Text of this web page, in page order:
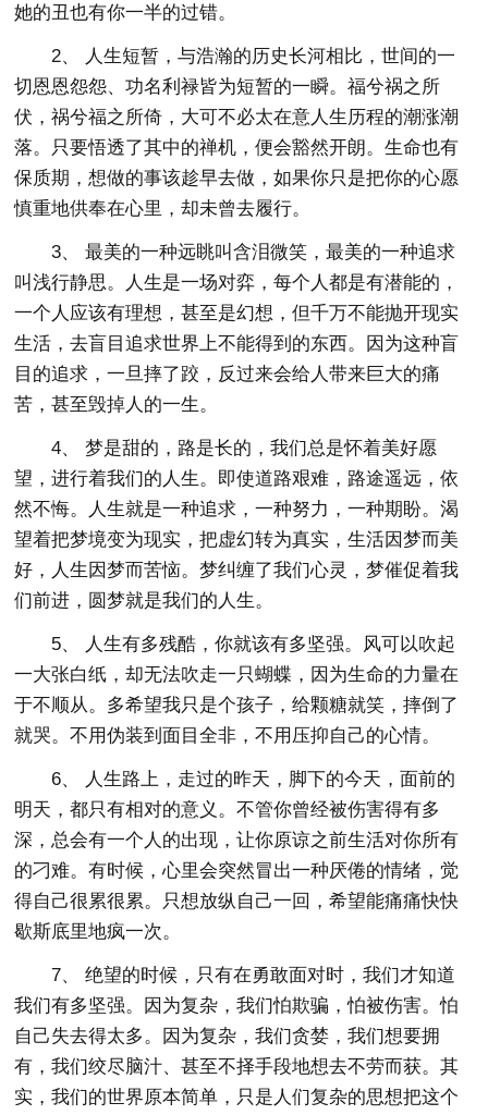
她的丑也有你一半的过错。
2、 人生短暂，与浩瀚的历史长河相比，世间的一
切恩恩怨怨、功名利禄皆为短暂的一瞬。福兮祸之所
伏，祸兮福之所倚，大可不必太在意人生历程的潮涨潮
落。只要悟透了其中的禅机，便会豁然开朗。生命也有
保质期，想做的事该趁早去做，如果你只是把你的心愿
慎重地供奉在心里，却未曾去履行。
3、 最美的一种远眺叫含泪微笑，最美的一种追求
叫浅行静思。人生是一场对弈，每个人都是有潜能的，
一个人应该有理想，甚至是幻想，但千万不能抛开现实
生活，去盲目追求世界上不能得到的东西。因为这种盲
目的追求，一旦摔了跤，反过来会给人带来巨大的痛
苦，甚至毁掉人的一生。
4、 梦是甜的，路是长的，我们总是怀着美好愿
望，进行着我们的人生。即使道路艰难，路途遥远，依
然不悔。人生就是一种追求，一种努力，一种期盼。渴
望着把梦境变为现实，把虚幻转为真实，生活因梦而美
好，人生因梦而苦恼。梦纠缠了我们心灵，梦催促着我
们前进，圆梦就是我们的人生。
5、 人生有多残酷，你就该有多坚强。风可以吹起
一大张白纸，却无法吹走一只蝴蝶，因为生命的力量在
于不顺从。多希望我只是个孩子，给颗糖就笑，摔倒了
就哭。不用伪装到面目全非，不用压抑自己的心情。
6、 人生路上，走过的昨天，脚下的今天，面前的
明天，都只有相对的意义。不管你曾经被伤害得有多
深，总会有一个人的出现，让你原谅之前生活对你所有
的刁难。有时候，心里会突然冒出一种厌倦的情绪，觉
得自己很累很累。只想放纵自己一回，希望能痛痛快快
歇斯底里地疯一次。
7、 绝望的时候，只有在勇敢面对时，我们才知道
我们有多坚强。因为复杂，我们怕欺骗，怕被伤害。怕
自己失去得太多。因为复杂，我们贪婪，我们想要拥
有，我们绞尽脑汁、甚至不择手段地想去不劳而获。其
实，我们的世界原本简单，只是人们复杂的思想把这个